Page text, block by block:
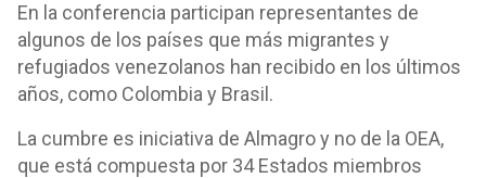
En la conferencia participan representantes de
algunos de los países que más migrantes y
refugiados venezolanos han recibido en los últimos
años, como Colombia y Brasil.
La cumbre es iniciativa de Almagro y no de la OEA,
que está compuesta por 34 Estados miembros